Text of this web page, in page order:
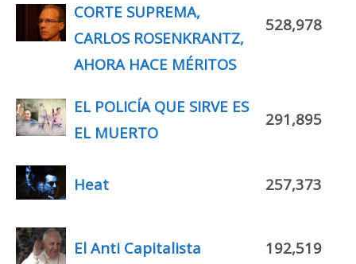
CORTE SUPREMA,
CARLOS ROSENKRANTZ,
AHORA HACE MÉRITOS
528,978
EL POLICÍA QUE SIRVE ES
EL MUERTO
291,895
Heat 257,373
El Anti Capitalista 192,519